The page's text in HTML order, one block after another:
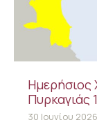
Ημερήσιος
Πυρκαγιάς
30 Ιουνίου 2026